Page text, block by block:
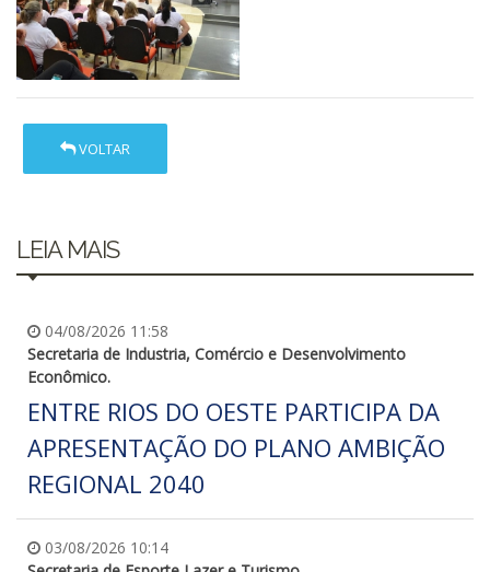
VOLTAR
LEIA MAIS
04/08/2026 11:58
Secretaria de Industria, Comércio e Desenvolvimento
Econômico.
ENTRE RIOS DO OESTE PARTICIPA DA
APRESENTAÇÃO DO PLANO AMBIÇÃO
REGIONAL 2040
03/08/2026 10:14